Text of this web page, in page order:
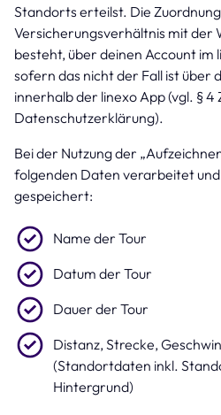
Standorts erteilst. Die
Versicherungsverhältnis mit der
besteht, über deinen Account
sofern das nicht der Fall ist über
innerhalb der linexo App (vgl. § 4
Datenschutzerklärung).
Bei der Nutzung der
folgenden Daten verarbeitet
gespeichert:
Name der Tour
Datum der Tour
Dauer der Tour
Distanz, Strecke,
(Standortdaten inkl.
Hintergrund)